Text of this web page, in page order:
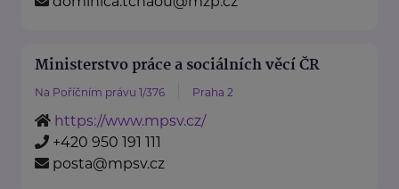
Ministerstvo práce a sociálních věcí ČR
Na Poříčním právu 1/376 Praha 2
https://www.mpsv.cz/
+420 950 191 111
posta@mpsv.cz